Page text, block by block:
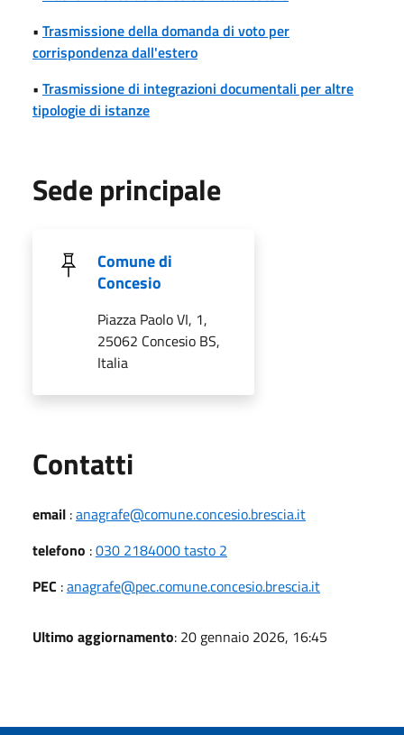
• Trasmissione della domanda di voto per
corrispondenza dall'estero
• Trasmissione di integrazioni documentali per altre
tipologie di istanze
Sede principale
Comune di
Concesio
Piazza Paolo VI, 1,
25062 Concesio BS,
Italia
Contatti
email :anagrafe@comune.concesio.brescia.it
telefono :030 2184000 tasto 2
PEC :anagrafe@pec.comune.concesio.brescia.it
Ultimo aggiornamento: 20 gennaio 2026, 16:45